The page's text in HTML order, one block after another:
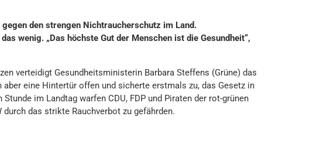
den strengen Nichtraucherschutz im Land.
wenig. „Das höchste Gut der Menschen ist die Gesundheit“,
verteidigt Gesundheitsministerin Barbara Steffens (Grüne) das
eine Hintertür offen und sicherte erstmals zu, das Gesetz in
im Landtag warfen CDU, FDP und Piraten der rot-grünen
das strikte Rauchverbot zu gefährden.